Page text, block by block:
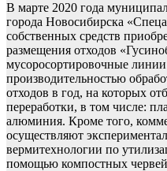
В марте 2020 года
города Новосибирска
собственных средств
размещения отходов
мусоросортировочные
производительностью
отходов в год, на которых
переработки, в том числе:
алюминия. Кроме того,
осуществляют
вермитехнологии по
помощью компостных